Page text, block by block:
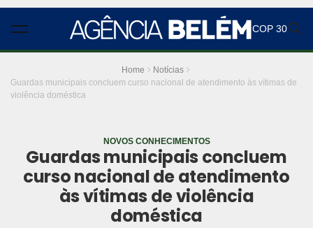
COP 30
Home
Notícias
Guardas municipais concluem curso nacional de atendimento às vítimas de
violência doméstica
NOVOS CONHECIMENTOS
Guardas municipais concluem
curso nacional de atendimento
às vítimas de violência
doméstica